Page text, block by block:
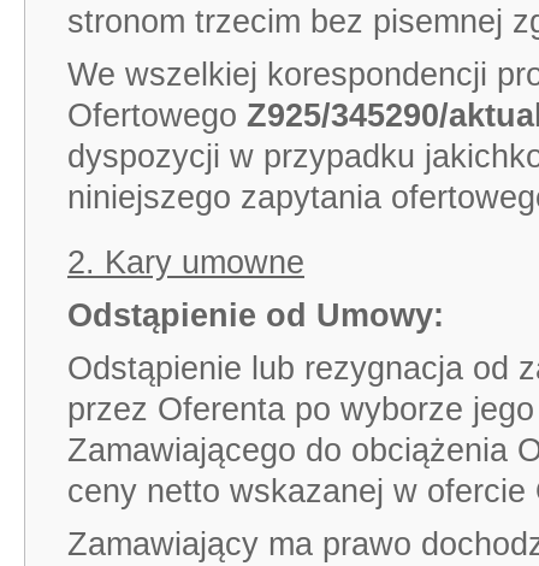
stronom trzecim bez pisemnej
We wszelkiej korespondencji
Ofertowego Z925/345290/
dyspozycji w przypadku
niniejszego zapytania
2. Kary umowne
Odstąpienie od Umowy:
Odstąpienie lub rezygnacja od
przez Oferenta po wyborze
Zamawiającego do obciążenia
ceny netto wskazanej w ofercie
Zamawiający ma prawo